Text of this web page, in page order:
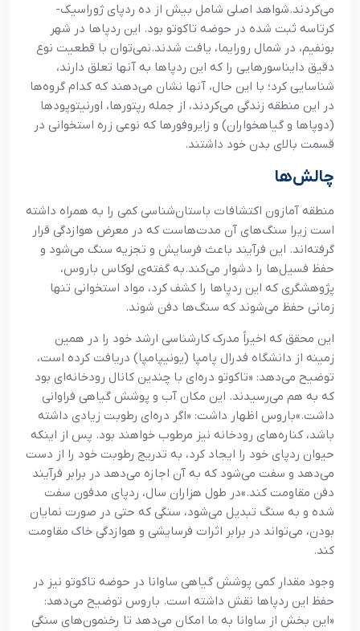
می‌کردند.شواهد اصلی شامل بیش از ده ردپای ژوراسیک-
کرتاسه ثبت شده در حوضه تاکوتو بود. این ردپاها در شهر
بونفیم، در شمال رورایما، یافت شدند.نمی‌توان با قطعیت نوع
دقیق دایناسورهایی را که این ردپاها به آنها تعلق دارند،
شناسایی کرد؛ با این حال، آنها نشان می‌دهند که کدام گروه‌ها
در این منطقه زندگی می‌کردند، از جمله رپتورها، اورنیتوپودها
(دوپاها و گیاهخواران) و زایروفورها که نوعی زره ​​استخوانی در
قسمت بالای بدن خود داشتند.
چالش‌ها
منطقه آمازون اکتشافات باستان‌شناسی کمی را به همراه داشته
است زیرا سنگ‌های آن مدت‌هاست که در معرض هوازدگی قرار
گرفته‌اند. این فرآیند باعث فرسایش و تجزیه سنگ می‌شود و
حفظ فسیل‌ها را دشوار می‌کند.به گفته‌ی لوکاس باروس،
پژوهشگری که این ردپاها را کشف کرد، مواد استخوانی تنها
زمانی حفظ می‌شوند که سنگ‌ها دفن شوند.
این محقق که اخیراً مدرک کارشناسی ارشد خود را در همین
زمینه از دانشگاه فدرال پامپا (یونیپامپا) دریافت کرده است،
توضیح می‌دهد: «تاکوتو دره‌ای با چندین کانال رودخانه‌ای بود
که به هم می‌رسیدند. این مکان آب و پوشش گیاهی فراوانی
داشت.»باروس اظهار داشت: «اگر دره‌ای رطوبت زیادی داشته
باشد، کناره‌های رودخانه نیز مرطوب خواهند بود. پس از اینکه
حیوان ردپای خود را ایجاد کرد، به تدریج رطوبت خود را از دست
می‌دهد و سفت می‌شود که به آن اجازه می‌دهد در برابر فرآیند
دفن مقاومت کند.»در طول هزاران سال، ردپای مدفون سفت
شده و به سنگ تبدیل می‌شود، سنگی که حتی در صورت نمایان
بودن، می‌تواند در برابر اثرات فرسایشی و هوازدگی خاک مقاومت
کند.
وجود مقدار کمی پوشش گیاهی ساوانا در حوضه تاکوتو نیز در
حفظ این ردپاها نقش داشته است. باروس توضیح می‌دهد:
«این بخش از ساوانا به ما امکان می‌دهد تا رخنمون‌های سنگی